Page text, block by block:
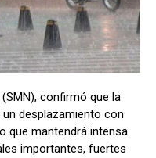
confirmó que la
desplazamiento con
que mantendrá intensa
importantes, fuertes